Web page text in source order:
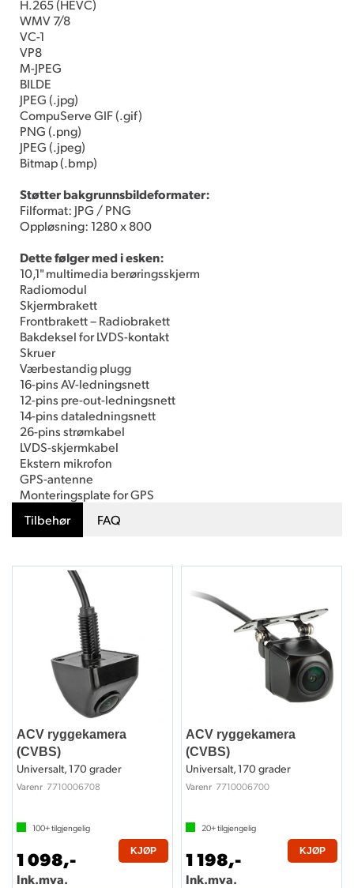
H.265 (HEVC)
WMV 7/8
VC-1
VP8
M-JPEG
BILDE
JPEG (.jpg)
CompuServe GIF (.gif)
PNG (.png)
JPEG (.jpeg)
Bitmap (.bmp)
Støtter bakgrunnsbildeformater:
Filformat: JPG / PNG
Oppløsning: 1280 x 800
Dette følger med i esken:
10,1" multimedia berøringsskjerm
Radiomodul
Skjermbrakett
Frontbrakett – Radiobrakett
Bakdeksel for LVDS-kontakt
Skruer
Værbestandig plugg
16-pins AV-ledningsnett
12-pins pre-out-ledningsnett
14-pins dataledningsnett
26-pins strømkabel
LVDS-skjermkabel
Ekstern mikrofon
GPS-antenne
Monteringsplate for GPS
Tilbehør
FAQ
ACV ryggekamera
(CVBS)
Universalt, 170 grader
Varenr 7710006708
100+tilgjengelig
1 098,-
Ink.mva.
KJØP
ACV ryggekamera
(CVBS)
Universalt, 170 grader
Varenr 7710006700
20+tilgjengelig
1 198,-
Ink.mva.
KJØP